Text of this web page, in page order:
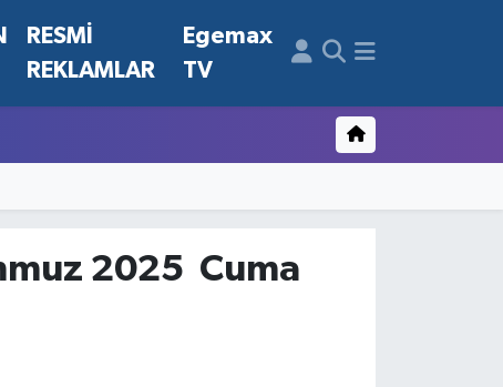
RESMİ
REKLAMLAR
Egemax
TV
2025 Cuma